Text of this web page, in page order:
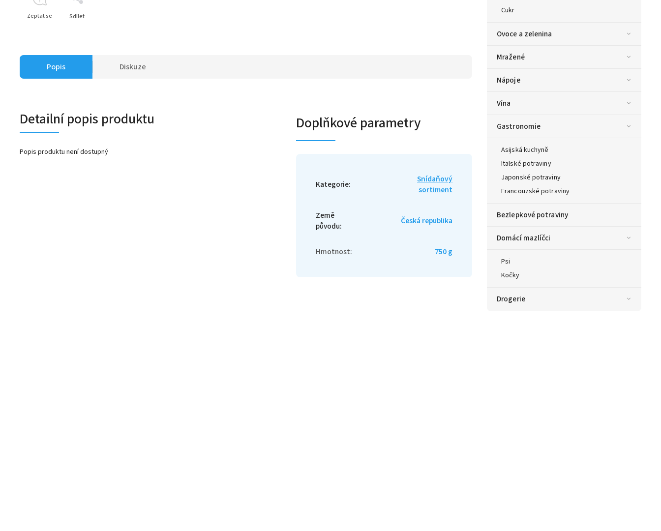
Cukr
Ovoce a zelenina
Mražené
Nápoje
Vína
Gastronomie
Asijská kuchyně
Italské potraviny
Japonské potraviny
Francouzské potraviny
Bezlepkové potraviny
Domácí mazlíčci
Psi
Kočky
Drogerie
Zeptat se Sdílet
Popis Diskuze
Detailní popis produktu
Popis produktu není dostupný
Doplňkové parametry
Kategorie:
Snídaňový
sortiment
Země
původu: Česká republika
Hmotnost: 750 g